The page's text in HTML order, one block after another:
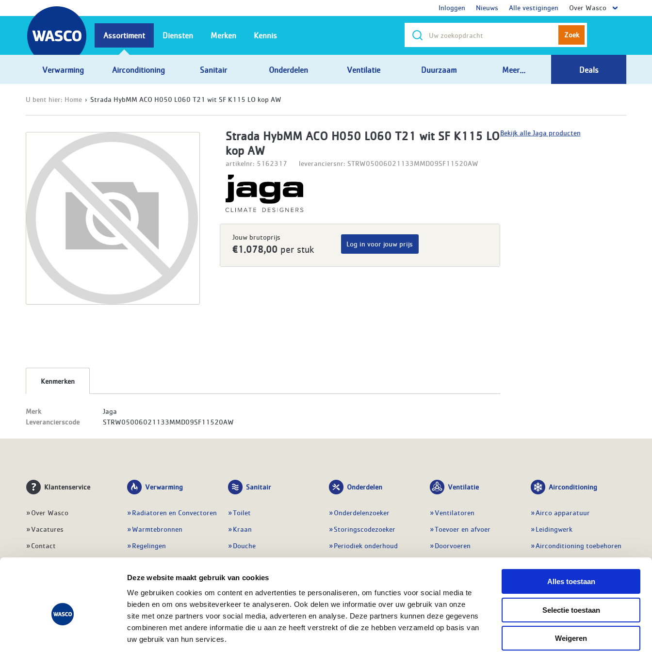
Deze website maakt gebruik van cookies
We gebruiken cookies om content en advertenties te personaliseren, om functies voor social media te
bieden en om ons websiteverkeer te analyseren. Ook delen we informatie over uw gebruik van onze
site met onze partners voor social media, adverteren en analyse. Deze partners kunnen deze gegevens
combineren met andere informatie die u aan ze heeft verstrekt of die ze hebben verzameld op basis van
uw gebruik van hun services.
Alles toestaan
Selectie toestaan
Weigeren
Inloggen Nieuws Alle vestigingen Over Wasco
Zoek
Assortiment
Verwarming Airconditioning Sanitair Onderdelen Ventilatie Duurzaam Meer... Deals
Diensten Merken Kennis
U bent hier: Home Strada HybMM ACO H050 L060 T21 wit SF K115 LO kop AW
Strada HybMM ACO H050 L060 T21 wit SF K115 LO
kop AW
artikelnr: 5162317 leveranciersnr: STRW05006021133MMD09SF11520AW
Jouw brutoprijs
€1.078,00 per stuk
Log in voor jouw prijs
Kenmerken
Merk
Jaga
Leverancierscode
STRW05006021133MMD09SF11520AW
Bekijk alle Jaga producten
Klantenservice
Over Wasco
Vacatures
Contact
Veelgestelde vragen
Verwarming
Radiatoren en Convectoren
Warmtebronnen
Regelingen
Leidingwerk
Warmwatertoestellen
Alle verwarming
Sanitair
Toilet
Kraan
Douche
Badmeubel
Afvoeren
Alle sanitair
Onderdelen
Onderdelenzoeker
Storingscodezoeker
Periodiek onderhoud
Preventie & detectie
Alle onderdelen
Ventilatie
Ventilatoren
Toevoer en afvoer
Doorvoeren
Regelingen
Airconditioning
Airco apparatuur
Leidingwerk
Airconditioning toebehoren
Regelapparatuur
Alle koeling